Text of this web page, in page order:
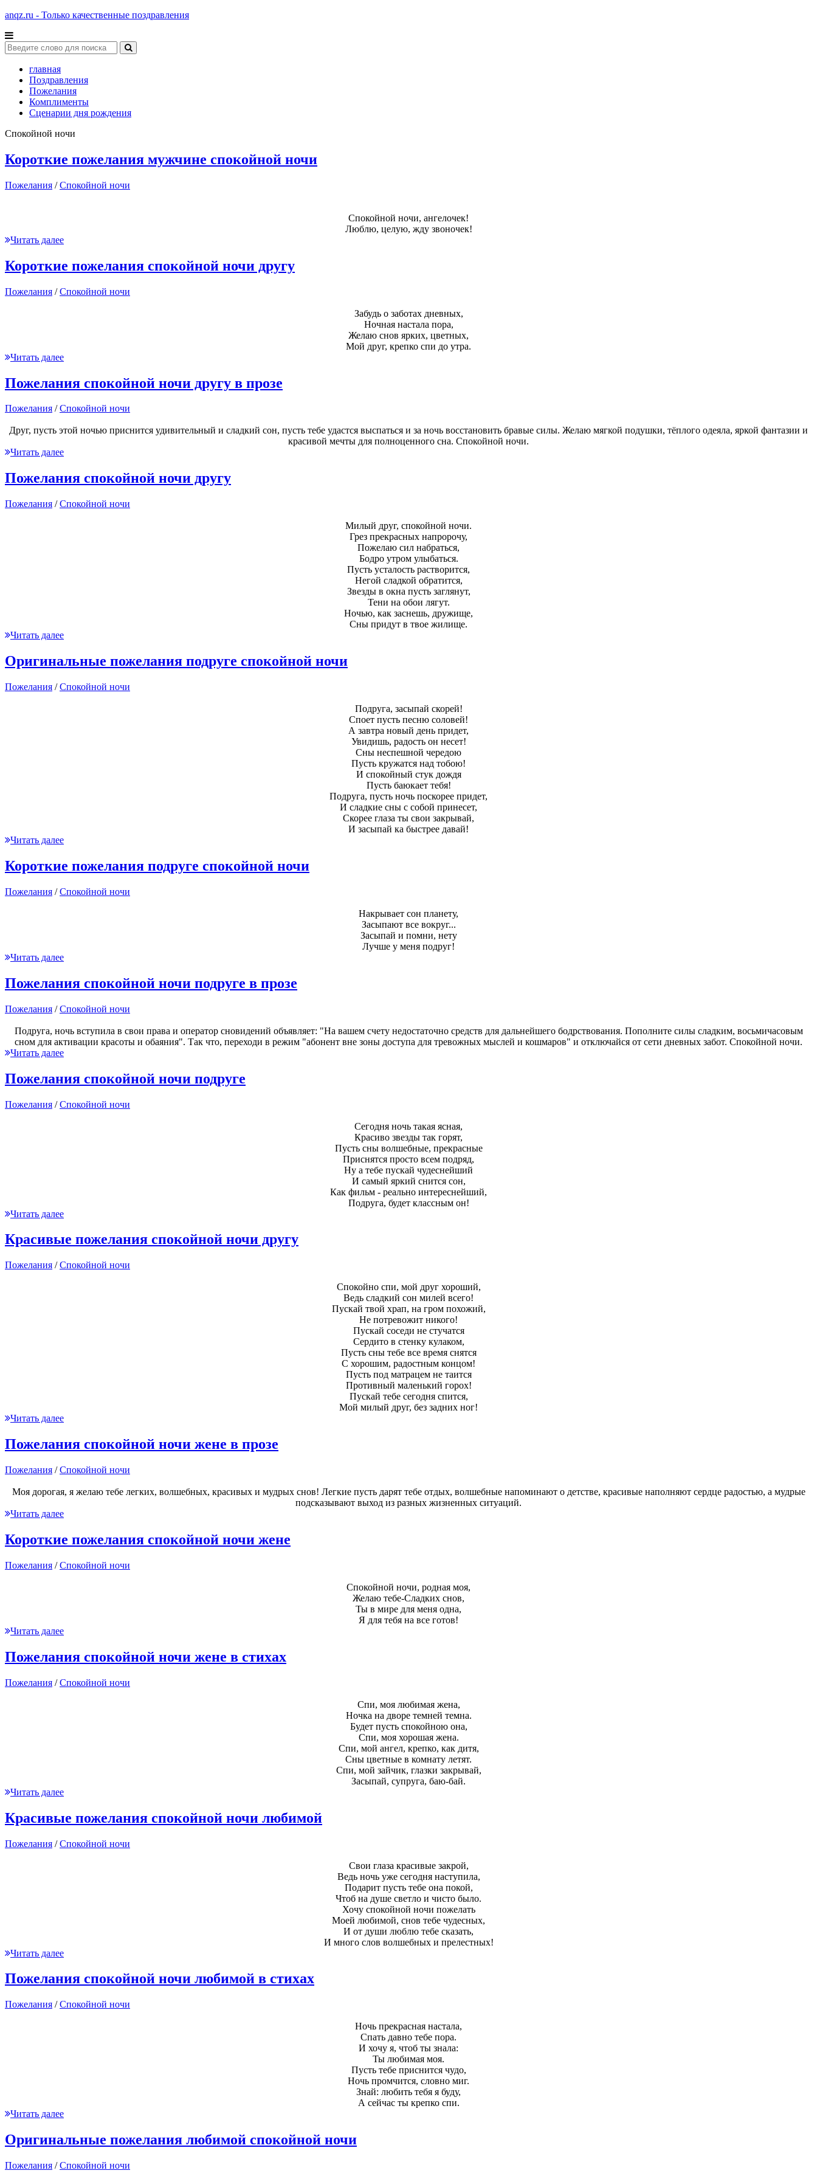
anqz.ru - Только качественные поздравления
главная
Поздравления
Пожелания
Комплименты
Сценарии дня рождения
Спокойной ночи
Короткие пожелания мужчине спокойной ночи
Пожелания /Спокойной ночи
Спокойной ночи, ангелочек!
Люблю, целую, жду звоночек!
Читать далее
Короткие пожелания спокойной ночи другу
Пожелания /Спокойной ночи
Забудь о заботах дневных,
Ночная настала пора,
Желаю снов ярких, цветных,
Мой друг, крепко спи до утра.
Читать далее
Пожелания спокойной ночи другу в прозе
Пожелания /Спокойной ночи
Друг, пусть этой ночью приснится удивительный и сладкий сон, пусть тебе удастся выспаться и за ночь восстановить бравые силы. Желаю мягкой подушки, тёплого одеяла, яркой фантазии и
красивой мечты для полноценного сна. Спокойной ночи.
Читать далее
Пожелания спокойной ночи другу
Пожелания /Спокойной ночи
Милый друг, спокойной ночи.
Грез прекрасных напророчу,
Пожелаю сил набраться,
Бодро утром улыбаться.
Пусть усталость растворится,
Негой сладкой обратится,
Звезды в окна пусть заглянут,
Тени на обои лягут.
Ночью, как заснешь, дружище,
Сны придут в твое жилище.
Читать далее
Оригинальные пожелания подруге спокойной ночи
Пожелания /Спокойной ночи
Подруга, засыпай скорей!
Споет пусть песню соловей!
А завтра новый день придет,
Увидишь, радость он несет!
Сны неспешной чередою
Пусть кружатся над тобою!
И спокойный стук дождя
Пусть баюкает тебя!
Подруга, пусть ночь поскорее придет,
И сладкие сны с собой принесет,
Скорее глаза ты свои закрывай,
И засыпай ка быстрее давай!
Читать далее
Короткие пожелания подруге спокойной ночи
Пожелания /Спокойной ночи
Накрывает сон планету,
Засыпают все вокруг...
Засыпай и помни, нету
Лучше у меня подруг!
Читать далее
Пожелания спокойной ночи подруге в прозе
Пожелания /Спокойной ночи
Подруга, ночь вступила в свои права и оператор сновидений объявляет: "На вашем счету недостаточно средств для дальнейшего бодрствования. Пополните силы сладким, восьмичасовым
сном для активации красоты и обаяния". Так что, переходи в режим "абонент вне зоны доступа для тревожных мыслей и кошмаров" и отключайся от сети дневных забот. Спокойной ночи.
Читать далее
Пожелания спокойной ночи подруге
Пожелания /Спокойной ночи
Сегодня ночь такая ясная,
Красиво звезды так горят,
Пусть сны волшебные, прекрасные
Приснятся просто всем подряд,
Ну а тебе пускай чудеснейший
И самый яркий снится сон,
Как фильм - реально интереснейший,
Подруга, будет классным он!
Читать далее
Красивые пожелания спокойной ночи другу
Пожелания /Спокойной ночи
Спокойно спи, мой друг хороший,
Ведь сладкий сон милей всего!
Пускай твой храп, на гром похожий,
Не потревожит никого!
Пускай соседи не стучатся
Сердито в стенку кулаком,
Пусть сны тебе все время снятся
С хорошим, радостным концом!
Пусть под матрацем не таится
Противный маленький горох!
Пускай тебе сегодня спится,
Мой милый друг, без задних ног!
Читать далее
Пожелания спокойной ночи жене в прозе
Пожелания /Спокойной ночи
Моя дорогая, я желаю тебе легких, волшебных, красивых и мудрых снов! Легкие пусть дарят тебе отдых, волшебные напоминают о детстве, красивые наполняют сердце радостью, а мудрые
подсказывают выход из разных жизненных ситуаций.
Читать далее
Короткие пожелания спокойной ночи жене
Пожелания /Спокойной ночи
Спокойной ночи, родная моя,
Желаю тебе-Сладких снов,
Ты в мире для меня одна,
Я для тебя на все готов!
Читать далее
Пожелания спокойной ночи жене в стихах
Пожелания /Спокойной ночи
Спи, моя любимая жена,
Ночка на дворе темней темна.
Будет пусть спокойною она,
Спи, моя хорошая жена.
Спи, мой ангел, крепко, как дитя,
Сны цветные в комнату летят.
Спи, мой зайчик, глазки закрывай,
Засыпай, супруга, баю-бай.
Читать далее
Красивые пожелания спокойной ночи любимой
Пожелания /Спокойной ночи
Свои глаза красивые закрой,
Ведь ночь уже сегодня наступила,
Подарит пусть тебе она покой,
Чтоб на душе светло и чисто было.
Хочу спокойной ночи пожелать
Моей любимой, снов тебе чудесных,
И от души люблю тебе сказать,
И много слов волшебных и прелестных!
Читать далее
Пожелания спокойной ночи любимой в стихах
Пожелания /Спокойной ночи
Ночь прекрасная настала,
Спать давно тебе пора.
И хочу я, чтоб ты знала:
Ты любимая моя.
Пусть тебе приснится чудо,
Ночь промчится, словно миг.
Знай: любить тебя я буду,
А сейчас ты крепко спи.
Читать далее
Оригинальные пожелания любимой спокойной ночи
Пожелания /Спокойной ночи